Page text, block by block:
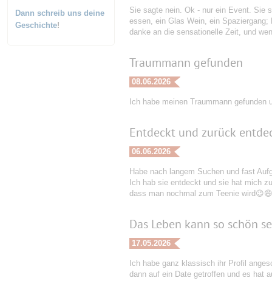
Dann schreib uns deine
Geschichte!
Sie sagte nein. Ok - nur ein Event. Sie
essen, ein Glas Wein, ein
danke an die sensationelle Zeit, und
Traummann gefunden
08.06.2026
Ich habe meinen Traummann
Entdeckt und zurück
06.06.2026
Habe nach langem Suchen und fast
Ich hab sie entdeckt und sie hat mich
dass man nochmal zum Teenie
Das Leben kann so schön
17.05.2026
Ich habe ganz klassisch ihr Profil
dann auf ein Date getroffen und es hat